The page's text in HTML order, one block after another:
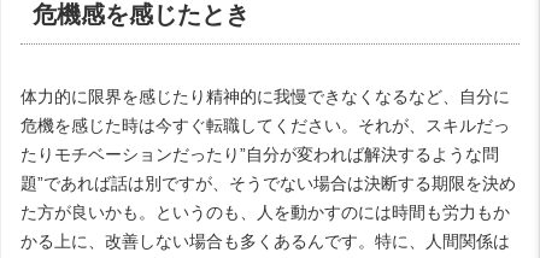
危機感を感じたとき
体力的に限界を感じたり精神的に我慢できなくなるなど、自分に
危機を感じた時は今すぐ転職してください。それが、スキルだっ
たりモチベーションだったり”自分が変われば解決するような問
題”であれば話は別ですが、そうでない場合は決断する期限を決め
た方が良いかも。というのも、人を動かすのには時間も労力もか
かる上に、改善しない場合も多くあるんです。特に、人間関係は